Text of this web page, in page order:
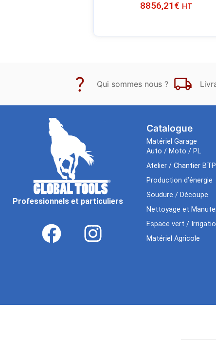
8856,21€ HT
Qui sommes nous ?
Professionnels et particuliers
Catalogue
Matériel Garage
Auto / Moto / PL
Atelier / Chantier BTP
Production d’énergie
Soudure / Découpe
Nettoyage et
Espace vert /
Matériel Agricole